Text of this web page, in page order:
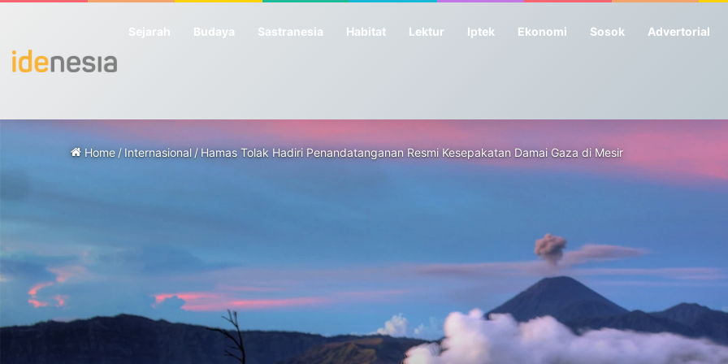
Sejarah Budaya Sastranesia Habitat Lektur Iptek Ekonomi Sosok Advertorial
Home /Internasional/Hamas Tolak Hadiri Penandatanganan Resmi Kesepakatan Damai Gaza di Mesir